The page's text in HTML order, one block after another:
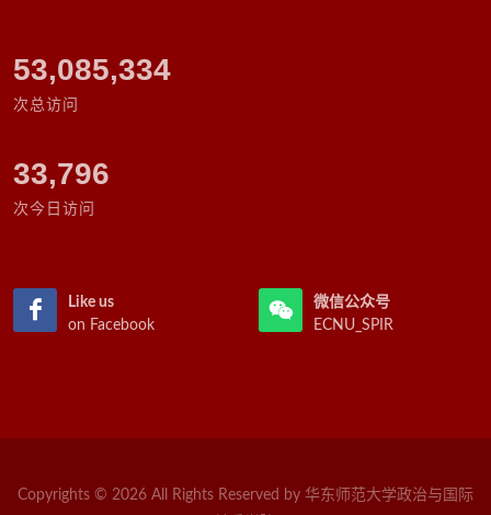
63,038,825
次总访问
33,796
次今日访问
Like us
on Facebook
微信公众号
ECNU_SPIR
Copyrights © 2026 All Rights Reserved by 华东师范大学政治与国际